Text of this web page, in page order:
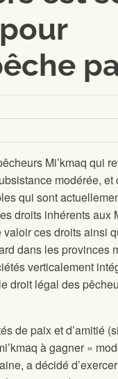
Mi’kmaq qui
modérée, et
qui sont
droits inhérents aux
ces droits ainsi
dans les provinces
verticalement
droit légal des
de paix et d’amitié
à gagner «
a décidé